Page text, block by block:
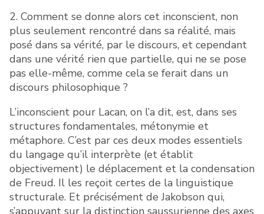
2. Comment se donne alors cet inconscient, non
plus seulement rencontré dans sa réalité, mais
posé dans sa vérité, par le discours, et cependant
dans une vérité rien que partielle, qui ne se pose
pas elle-même, comme cela se ferait dans un
discours philosophique ?
L’inconscient pour Lacan, on l’a dit, est, dans ses
structures fondamentales, métonymie et
métaphore. C’est par ces deux modes essentiels
du langage qu’il interprète (et établit
objectivement) le déplacement et la condensation
de Freud. Il les reçoit certes de la linguistique
structurale. Et précisément de Jakobson qui,